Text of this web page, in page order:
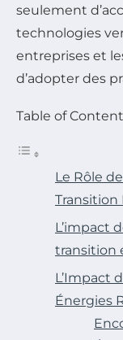
seulement
technologies
entreprises et
d’adopter des
Table of
Le Rôle
L’impact
transition
L’Impact
Énergies